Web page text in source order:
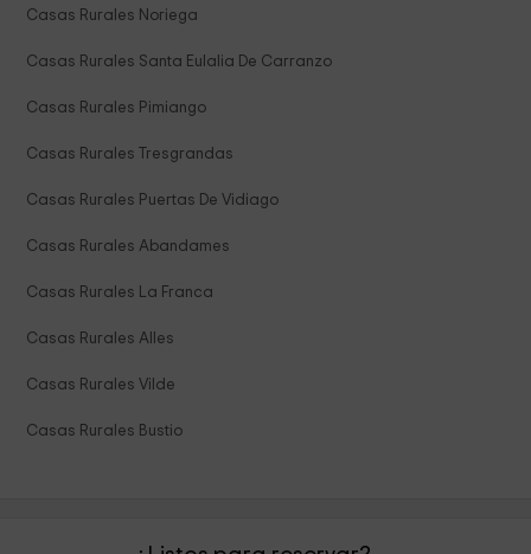
Casas Rurales Noriega
Casas Rurales Santa Eulalia De Carranzo
Casas Rurales Pimiango
Casas Rurales Tresgrandas
Casas Rurales Puertas De Vidiago
Casas Rurales Abandames
Casas Rurales La Franca
Casas Rurales Alles
Casas Rurales Vilde
Casas Rurales Bustio